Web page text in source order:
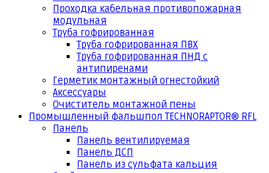
Проходка кабельная противопожарная
модульная
Труба гофрированная
Труба гофрированная ПВХ
Труба гофрированная ПНД с
антипиренами
Герметик монтажный огнестойкий
Аксессуары
Очиститель монтажной пены
Промышленный фальшпол TECHNORAPTOR® RFL
Панель
Панель вентилируемая
Панель ДСП
Панель из сульфата кальция